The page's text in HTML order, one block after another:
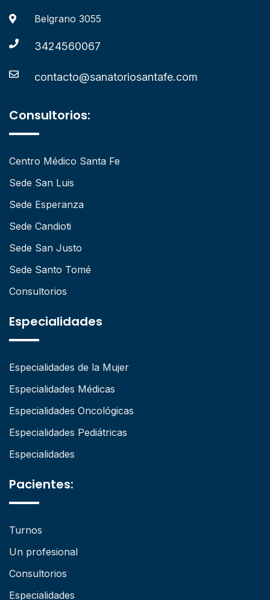
Belgrano 3055
3424560067
contacto@sanatoriosantafe.com
Consultorios:
Centro Médico Santa Fe
Sede San Luis
Sede Esperanza
Sede Candioti
Sede San Justo
Sede Santo Tomé
Consultorios
Especialidades
Especialidades de la Mujer
Especialidades Médicas
Especialidades Oncológicas
Especialidades Pediátricas
Especialidades
Pacientes:
Turnos
Un profesional
Consultorios
Especialidades